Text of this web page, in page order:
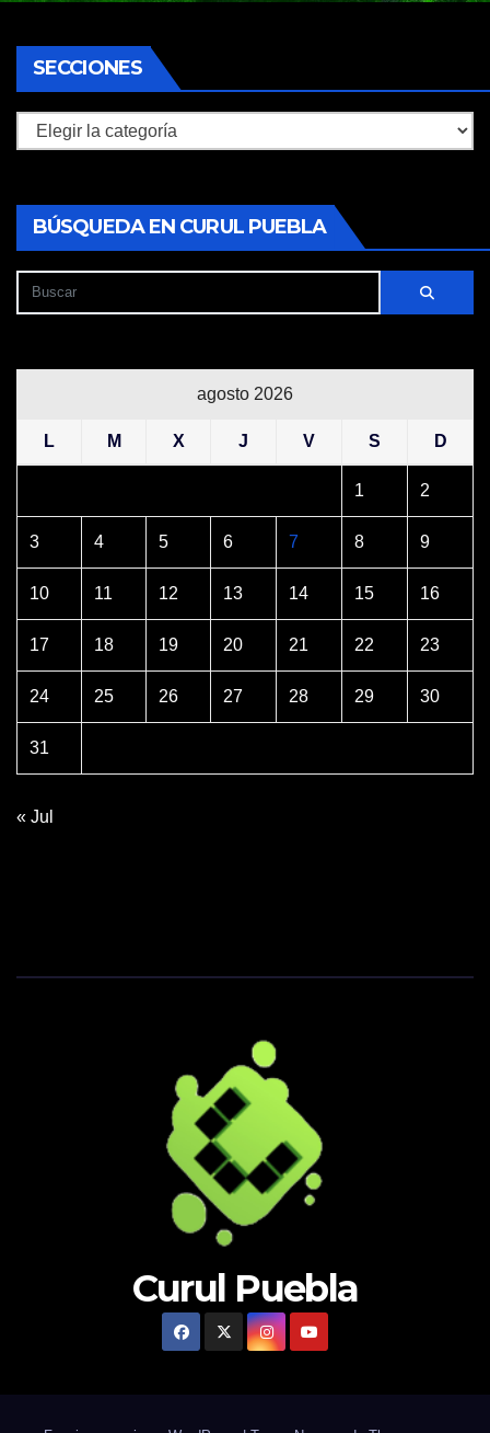
SECCIONES
Secciones
BÚSQUEDA EN CURUL PUEBLA
agosto 2026
L M X J V S D
1 2
3 4 5 6 7 8 9
10 11 12 13 14 15 16
17 18 19 20 21 22 23
24 25 26 27 28 29 30
31
« Jul
Curul Puebla